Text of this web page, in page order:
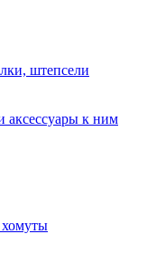
штепсели
аксессуары к ним